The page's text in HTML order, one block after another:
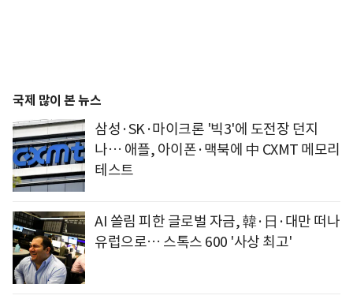
국제 많이 본 뉴스
삼성·SK·마이크론 '빅3'에 도전장 던지
나… 애플, 아이폰·맥북에 中 CXMT 메모리
테스트
AI 쏠림 피한 글로벌 자금, 韓·日·대만 떠나
유럽으로… 스톡스 600 '사상 최고'